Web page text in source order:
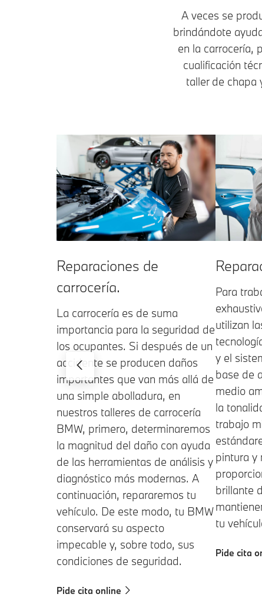
A veces se
brindándote
en la carrocería,
cualificación
taller de chapa
Reparaciones de
carrocería.
La carrocería es de suma
importancia para la seguridad de
los ocupantes. Si después de un
accidente se producen daños
importantes que van más allá de
una simple abolladura, en
nuestros talleres de carrocería
BMW, primero, determinaremos
la magnitud del daño con ayuda
de las herramientas de análisis y
diagnóstico más modernas. A
continuación, repararemos tu
vehículo. De este modo, tu BMW
conservará su aspecto
impecable y, sobre todo, sus
condiciones de seguridad.
Pide cita online
Para
utilizan
y el
base de
medio
la
trabajo
pintura y
brillante
tu
Pide cita